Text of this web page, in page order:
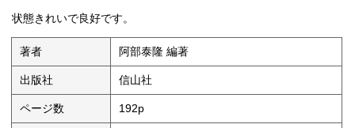
状態きれいで良好です。
著者 阿部泰隆 編著
出版社 信山社
ページ数 192p